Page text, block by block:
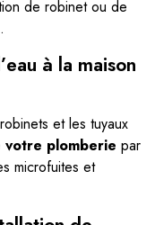
de robinet ou de
.
à la maison
et les tuyaux
plomberie par
microfuites et